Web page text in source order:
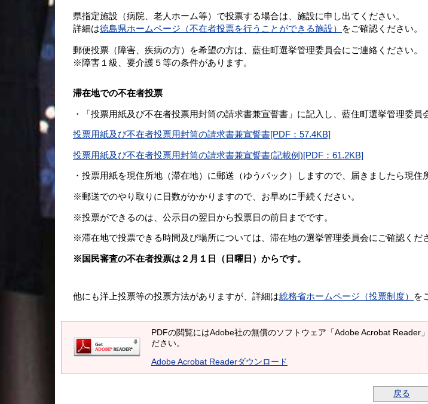
県指定施設（病院、老人ホーム等）で投票する場合は、施設に申し出てください。
詳細は徳島県ホームページ（不在者投票を行うことができる施設） をご確認ください。
郵便投票（障害、疾病の方）を希望の方は、藍住町選挙管理委員会にご連絡ください。
※障害１級、要介護５等の条件があります。
滞在地での不在者投票
・「投票用紙及び不在者投票用封筒の請求書兼宣誓書」に記入し、藍住町選挙管理委員
投票用紙及び不在者投票用封筒の請求書兼宣誓書[PDF：57.4KB]
投票用紙及び不在者投票用封筒の請求書兼宣誓書(記載例)[PDF：61.2KB]
・投票用紙を現住所地（滞在地）に郵送（ゆうパック）しますので、届きましたら現
※郵送でのやり取りに日数がかかりますので、お早めに手続ください。
※投票ができるのは、公示日の翌日から投票日の前日までです。
※滞在地で投票できる時間及び場所については、滞在地の選挙管理委員会にご確認くだ
※国民審査の不在者投票は２月１日（日曜日）からです。
他にも洋上投票等の投票方法がありますが、詳細は総務省ホームページ（投票制度） を
PDFの閲覧にはAdobe社の無償のソフトウェア「Adobe Acrobat Reader
ださい。
Adobe Acrobat Readerダウンロード
戻る